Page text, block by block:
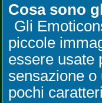
Cosa sono
Gli
piccole
essere usate
sensazione o
pochi